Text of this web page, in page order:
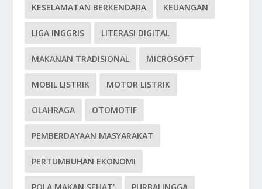
KESELAMATAN BERKENDARA KEUANGAN
LIGA INGGRIS LITERASI DIGITAL
MAKANAN TRADISIONAL MICROSOFT
MOBIL LISTRIK MOTOR LISTRIK
OLAHRAGA OTOMOTIF
PEMBERDAYAAN MASYARAKAT
PERTUMBUHAN EKONOMI